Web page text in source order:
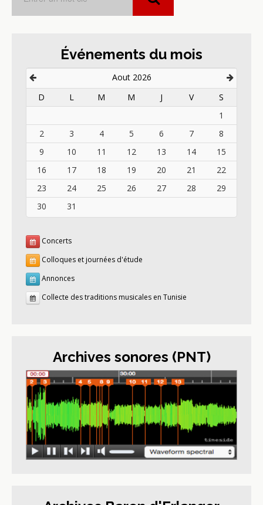
Événements du mois
Aout 2026
D
L M M J V
S
1
2
3 4 5 6 7
8
9
10 11 12 13 14
15
16
17 18 19 20 21
22
23
24 25 26 27 28
29
30
31
Concerts
Colloques et journées d'étude
Annonces
Collecte des traditions musicales en Tunisie
Archives sonores (PNT)